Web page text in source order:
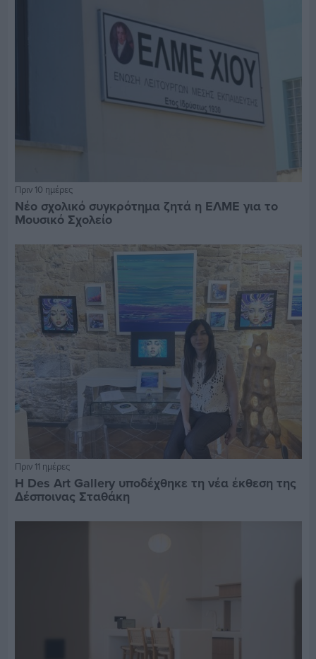
Πριν 10 ημέρες
Νέο σχολικό συγκρότημα ζητά η ΕΛΜΕ για το
Μουσικό Σχολείο
Πριν 11 ημέρες
Η Des Art Gallery υποδέχθηκε τη νέα έκθεση της
Δέσποινας Σταθάκη